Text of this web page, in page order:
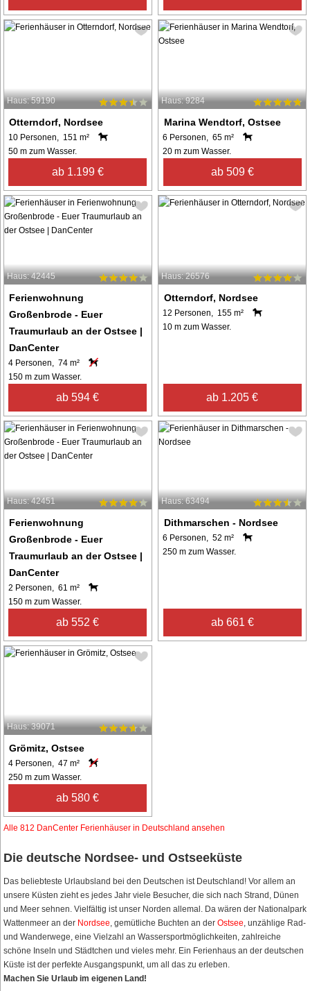
Haus: 59190
Otterndorf, Nordsee
10 Personen, 151 m²
50 m zum Wasser.
ab 1.199 €
Haus: 9284
Marina Wendtorf, Ostsee
6 Personen, 65 m²
20 m zum Wasser.
ab 509 €
Haus: 42445
Ferienwohnung
Großenbrode - Euer
Traumurlaub an der Ostsee |
DanCenter
4 Personen, 74 m²
150 m zum Wasser.
ab 594 €
Haus: 26576
Otterndorf, Nordsee
12 Personen, 155 m²
10 m zum Wasser.
ab 1.205 €
Haus: 42451
Ferienwohnung
Großenbrode - Euer
Traumurlaub an der Ostsee |
DanCenter
2 Personen, 61 m²
150 m zum Wasser.
ab 552 €
Haus: 63494
Dithmarschen - Nordsee
6 Personen, 52 m²
250 m zum Wasser.
ab 661 €
Haus: 39071
Grömitz, Ostsee
4 Personen, 47 m²
250 m zum Wasser.
ab 580 €
Alle 812 DanCenter Ferienhäuser in Deutschland ansehen
Die deutsche Nordsee- und Ostseeküste
Das beliebteste Urlaubsland bei den Deutschen ist Deutschland! Vor allem an
unsere Küsten zieht es jedes Jahr viele Besucher, die sich nach Strand, Dünen
und Meer sehnen. Vielfältig ist unser Norden allemal. Da wären der Nationalpark
Wattenmeer an der Nordsee, gemütliche Buchten an der Ostsee, unzählige Rad-
und Wanderwege, eine Vielzahl an Wassersportmöglichkeiten, zahlreiche
schöne Inseln und Städtchen und vieles mehr. Ein Ferienhaus an der deutschen
Küste ist der perfekte Ausgangspunkt, um all das zu erleben.
Machen Sie Urlaub im eigenen Land!